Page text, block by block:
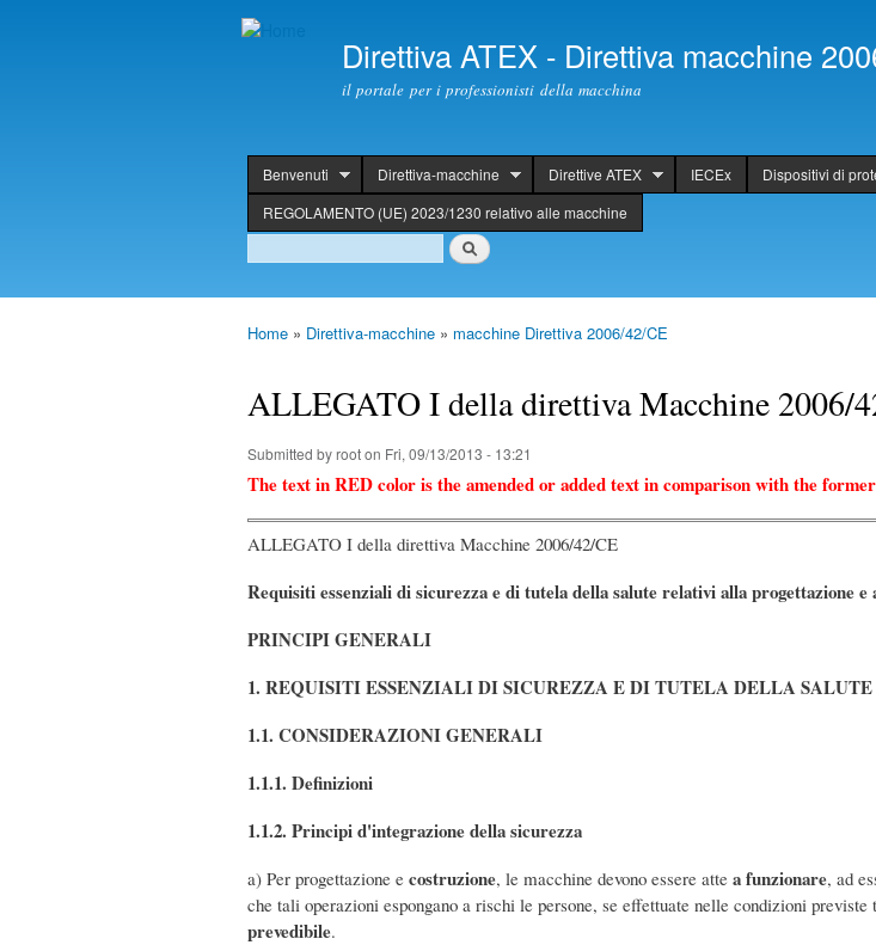
main
content
Direttiva ATEX - Direttiva macchine
il portale per i professionisti della macchina
header
Benvenuti Direttiva-macchine Direttive ATEX IECEx Dispositivi di
REGOLAMENTO (UE) 2023/1230 relativo alle macchine
Search
Search
Home » Direttiva-macchine » macchine Direttiva 2006/42/CE
ALLEGATO I della direttiva Macchine 2006/
Submitted byrooton Fri, 09/13/2013 - 13:21
The text in RED color is the amended or added text in comparison with the
ALLEGATO I della direttiva Macchine 2006/42/CE
Requisiti essenziali di sicurezza e di tutela della salute relativi alla progettazione e
PRINCIPI GENERALI
1. REQUISITI ESSENZIALI DI SICUREZZA E DI TUTELA DELLA SALUTE
1.1. CONSIDERAZIONI GENERALI
1.1.1. Definizioni
1.1.2. Principi d'integrazione della sicurezza
a) Per progettazione e costruzione, le macchine devono essere atte a funzionare, ad
che tali operazioni espongano a rischi le persone, se effettuate nelle condizioni previste
prevedibile.